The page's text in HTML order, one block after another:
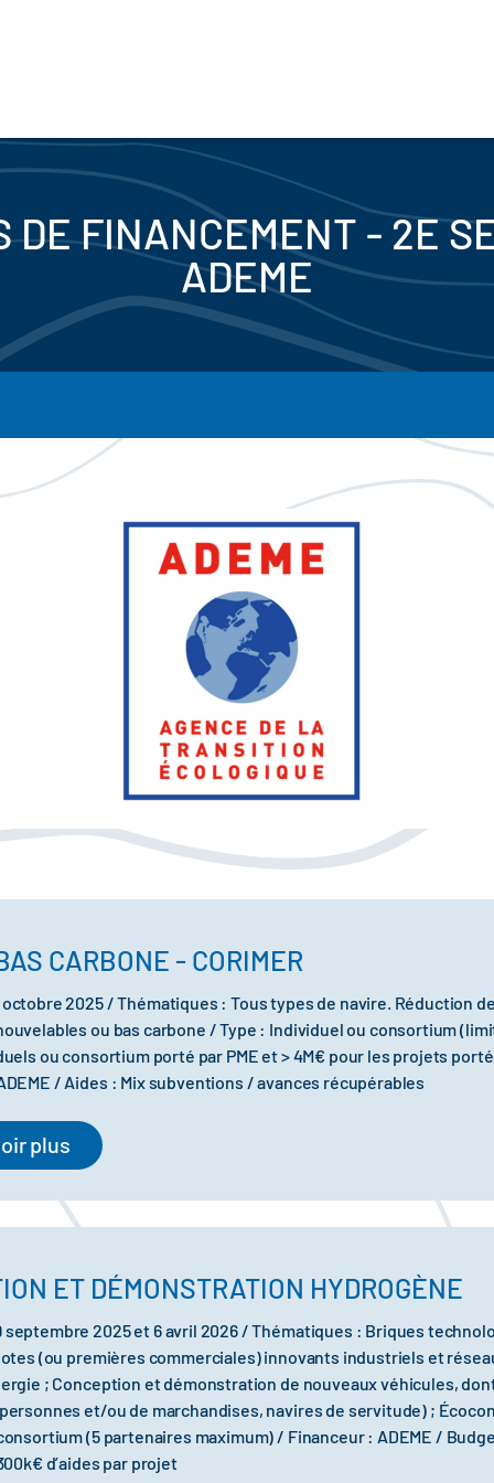
DE FINANCEMENT - 2E
ADEME
CARBONE - CORIMER
octobre 2025 / Thématiques : Tous types de navire. Réduction
ou bas carbone / Type : Individuel ou consortium
ou consortium porté par PME et > 4M€ pour les projets
/ Aides : Mix subventions / avances récupérables
plus
ET DÉMONSTRATION HYDROGÈNE
septembre 2025 et 6 avril 2026 / Thématiques : Briques
(ou premières commerciales) innovants industriels et
; Conception et démonstration de nouveaux véhicules,
et/ou de marchandises, navires de servitude) ;
(5 partenaires maximum) / Financeur : ADEME /
d’aides par projet